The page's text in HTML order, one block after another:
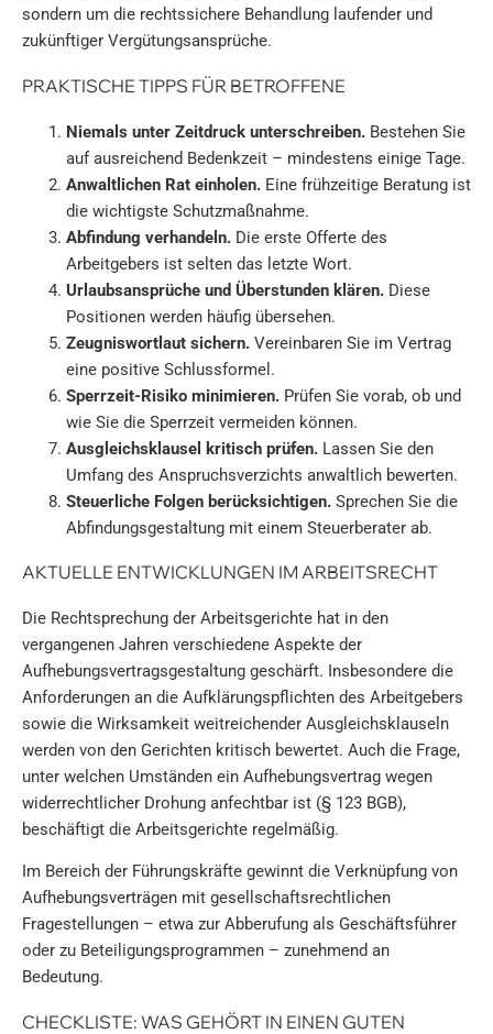
sondern um die rechtssichere Behandlung laufender und
zukünftiger Vergütungsansprüche.
PRAKTISCHE TIPPS FÜR BETROFFENE
Niemals unter Zeitdruck unterschreiben. Bestehen Sie
auf ausreichend Bedenkzeit – mindestens einige Tage.
Anwaltlichen Rat einholen. Eine frühzeitige Beratung ist
die wichtigste Schutzmaßnahme.
Abfindung verhandeln. Die erste Offerte des
Arbeitgebers ist selten das letzte Wort.
Urlaubsansprüche und Überstunden klären. Diese
Positionen werden häufig übersehen.
Zeugniswortlaut sichern. Vereinbaren Sie im Vertrag
eine positive Schlussformel.
Sperrzeit-Risiko minimieren. Prüfen Sie vorab, ob und
wie Sie die Sperrzeit vermeiden können.
Ausgleichsklausel kritisch prüfen. Lassen Sie den
Umfang des Anspruchsverzichts anwaltlich bewerten.
Steuerliche Folgen berücksichtigen. Sprechen Sie die
Abfindungsgestaltung mit einem Steuerberater ab.
AKTUELLE ENTWICKLUNGEN IM ARBEITSRECHT
Die Rechtsprechung der Arbeitsgerichte hat in den
vergangenen Jahren verschiedene Aspekte der
Aufhebungsvertragsgestaltung geschärft. Insbesondere die
Anforderungen an die Aufklärungspflichten des Arbeitgebers
sowie die Wirksamkeit weitreichender Ausgleichsklauseln
werden von den Gerichten kritisch bewertet. Auch die Frage,
unter welchen Umständen ein Aufhebungsvertrag wegen
widerrechtlicher Drohung anfechtbar ist (§ 123 BGB),
beschäftigt die Arbeitsgerichte regelmäßig.
Im Bereich der Führungskräfte gewinnt die Verknüpfung von
Aufhebungsverträgen mit gesellschaftsrechtlichen
Fragestellungen – etwa zur Abberufung als Geschäftsführer
oder zu Beteiligungsprogrammen – zunehmend an
Bedeutung.
CHECKLISTE: WAS GEHÖRT IN EINEN GUTEN